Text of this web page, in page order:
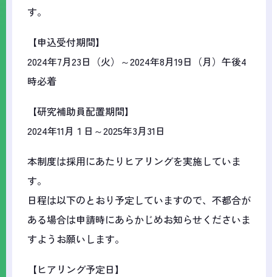
す。
【申込受付期間】
2024年7月23日（火）～2024年8月19日（月）午後4
時必着
【研究補助員配置期間】
2024年11月１日～2025年3月31日
本制度は採用にあたりヒアリングを実施していま
す。
日程は以下のとおり予定していますので、不都合が
ある場合は申請時にあらかじめお知らせくださいま
すようお願いします。
【ヒアリング予定日】